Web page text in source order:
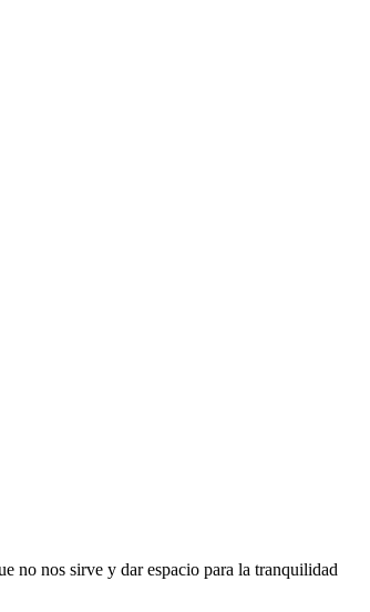
no nos sirve y dar espacio para la tranquilidad